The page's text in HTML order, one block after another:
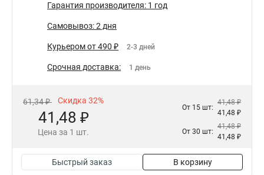
Гарантия производителя: 1 год
Самовывоз: 2 дня
Курьером от 490 ₽ 2-3 дней
Срочная доставка: 1 день
61,34 ₽ Скидка 32%
41,48 ₽
Цена за 1 шт.
От 15 шт:
41,48 ₽
41,48 ₽
От 30 шт:
41,48 ₽
41,48 ₽
Быстрый заказ В корзину